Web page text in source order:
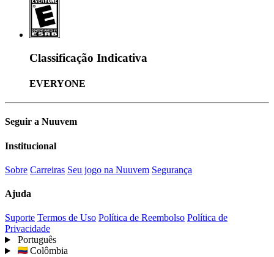
Classificação Indicativa
EVERYONE
Seguir a Nuuvem
Institucional
Sobre Carreiras Seu jogo na Nuuvem Segurança
Ajuda
Suporte Termos de Uso Política de Reembolso Política de
Privacidade
Português
Colômbia